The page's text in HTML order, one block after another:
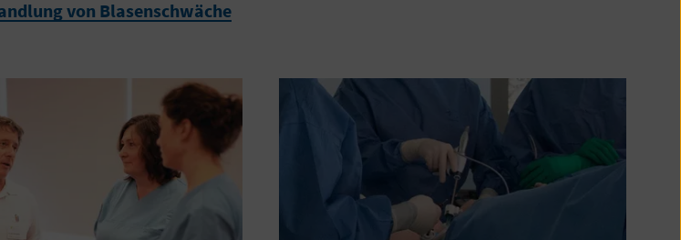
von Blasenschwäche